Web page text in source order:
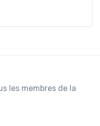
les membres de la